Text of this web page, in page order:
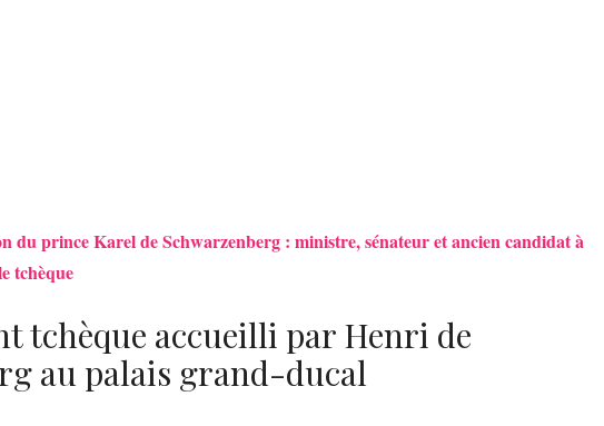
du prince Karel de Schwarzenberg : ministre, sénateur et ancien candidat à
tchèque
tchèque accueilli par Henri de
au palais grand-ducal